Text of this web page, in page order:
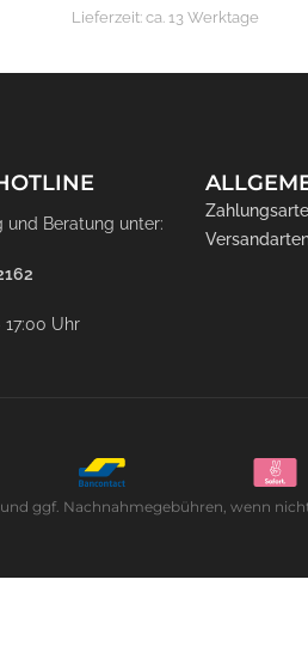
Lieferzeit:ca. 13 Werktage
und Beratung unter:
17:00 Uhr
ggf. Nachnahmegebühren, wenn